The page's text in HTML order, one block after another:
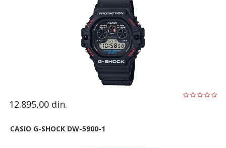
12.895,00 din.
CASIO G-SHOCK DW-5900-1